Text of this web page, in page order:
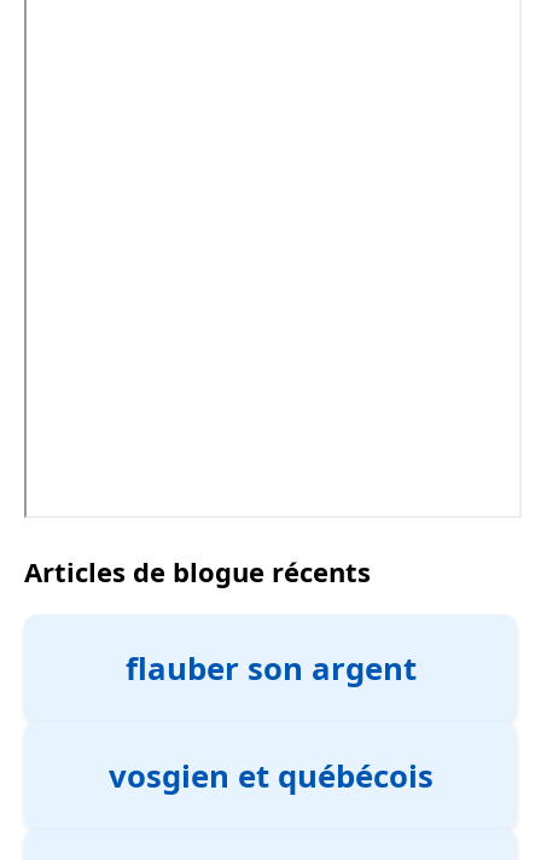
Articles de blogue récents
flauber son argent
vosgien et québécois